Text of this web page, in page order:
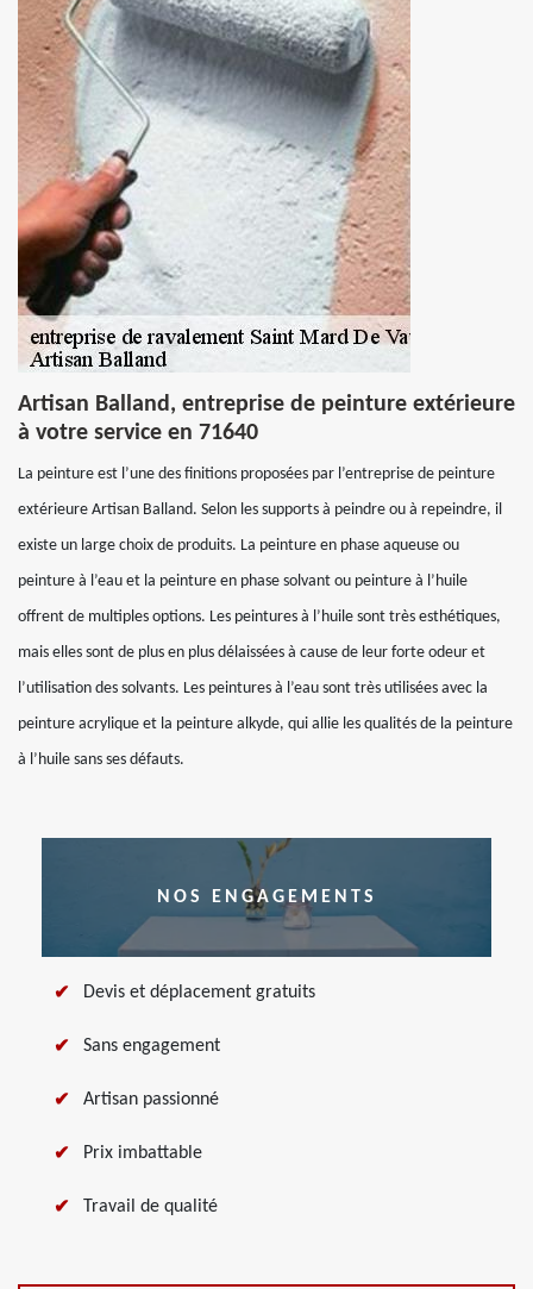
Artisan Balland, entreprise de peinture extérieure
à votre service en 71640
La peinture est l’une des finitions proposées par l’entreprise de peinture
extérieure Artisan Balland. Selon les supports à peindre ou à repeindre, il
existe un large choix de produits. La peinture en phase aqueuse ou
peinture à l’eau et la peinture en phase solvant ou peinture à l’huile
offrent de multiples options. Les peintures à l’huile sont très esthétiques,
mais elles sont de plus en plus délaissées à cause de leur forte odeur et
l’utilisation des solvants. Les peintures à l’eau sont très utilisées avec la
peinture acrylique et la peinture alkyde, qui allie les qualités de la peinture
à l’huile sans ses défauts.
NOS ENGAGEMENTS
Devis et déplacement gratuits
Sans engagement
Artisan passionné
Prix imbattable
Travail de qualité